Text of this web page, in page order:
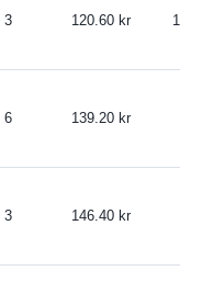
3 120.60
6 139.20
3 146.40